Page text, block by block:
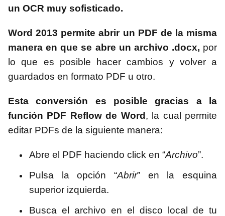
un OCR muy sofisticado.
Word 2013 permite abrir un PDF de la misma
manera en que se abre un archivo .docx, por
lo que es posible hacer cambios y volver a
guardados en formato PDF u otro.
Esta conversión es posible gracias a la
función PDF Reflow de Word , la cual permite
editar PDFs de la siguiente manera:
Abre el PDF haciendo click en “Archivo”.
Pulsa la opción “Abrir” en la esquina
superior izquierda.
Busca el archivo en el disco local de tu